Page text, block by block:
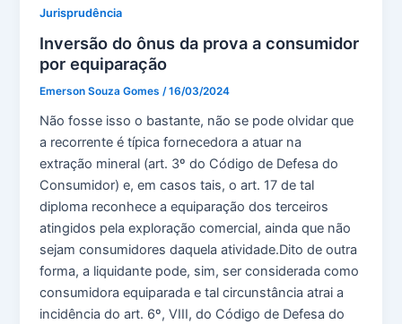
Jurisprudência
Inversão do ônus da prova a consumidor
por equiparação
Emerson Souza Gomes/16/03/2024
Não fosse isso o bastante, não se pode olvidar que
a recorrente é típica fornecedora a atuar na
extração mineral (art. 3º do Código de Defesa do
Consumidor) e, em casos tais, o art. 17 de tal
diploma reconhece a equiparação dos terceiros
atingidos pela exploração comercial, ainda que não
sejam consumidores daquela atividade.Dito de outra
forma, a liquidante pode, sim, ser considerada como
consumidora equiparada e tal circunstância atrai a
incidência do art. 6º, VIII, do Código de Defesa do